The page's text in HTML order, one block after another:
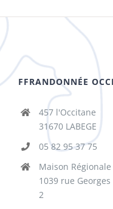
FFRANDONNÉE
457 l'Occitane
31670 LABEGE
05 82 95 37 75
Maison
1039 rue Georges
2